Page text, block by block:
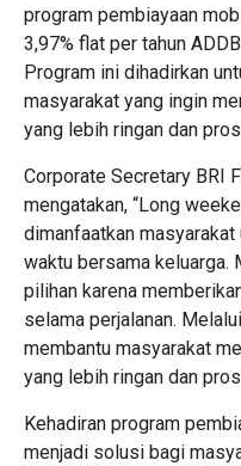
program pembiayaan
3,97% flat per tahun
Program ini dihadirkan
masyarakat yang ingin
yang lebih ringan dan
Corporate Secretary BRI
mengatakan, “Long
dimanfaatkan
waktu bersama keluarga.
pilihan karena
selama perjalanan.
membantu masyarakat
yang lebih ringan dan
Kehadiran program
menjadi solusi bagi